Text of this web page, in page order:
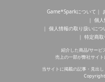
Game*Sparkについて
個
個人情報の取り扱いにつ
特定商
紹介した商品/サービ
売上の一部が弊社サイト
当サイトに掲載の記事・見出